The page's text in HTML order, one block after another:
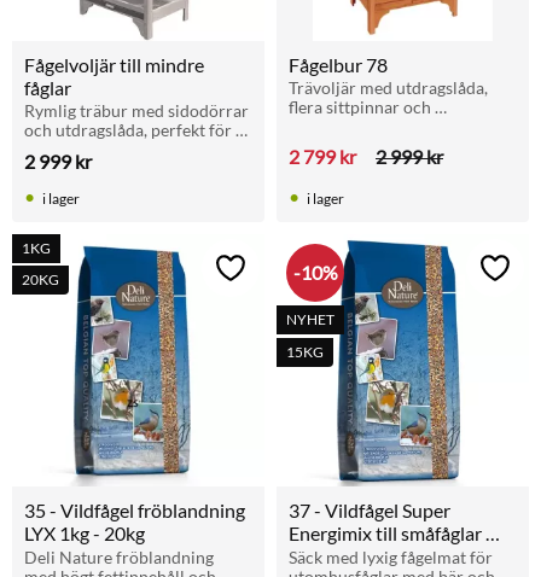
Fågelvoljär till mindre
fåglar
Rymlig träbur med sidodörrar
och utdragslåda, perfekt för
2 999kr
i lager
Fågelbur 78
Trävoljär med utdragslåda,
flera sittpinnar och
eller väderskyddad
utomhusmiljö.
2 799kr 2 999kr
i lager
35 - Vildfågel fröblandning
LYX 1kg - 20kg
Deli Nature fröblandning
1KG
20KG
Lägg till i favoriter
37 - Vildfågel Super
Energimix till småfåglar
15kg
Säck med lyxig fågelmat för
10%
NYHET
15KG
Lägg